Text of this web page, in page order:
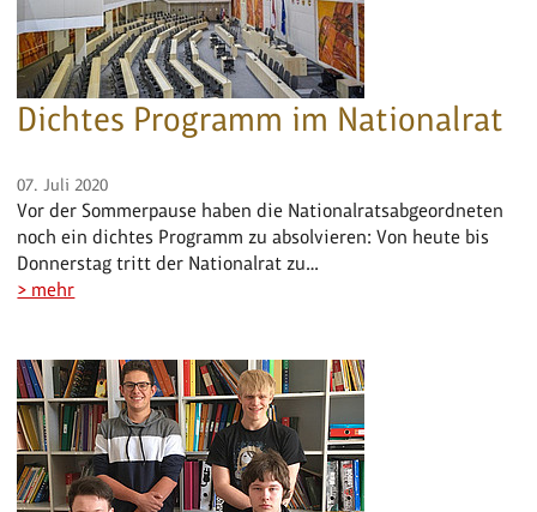
Dichtes Programm im Nationalrat
07. Juli 2020
Vor der Sommerpause haben die Nationalratsabgeordneten
noch ein dichtes Programm zu absolvieren: Von heute bis
Donnerstag tritt der Nationalrat zu…
> mehr